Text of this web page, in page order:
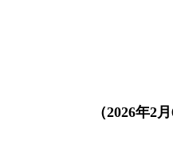
（2026年2